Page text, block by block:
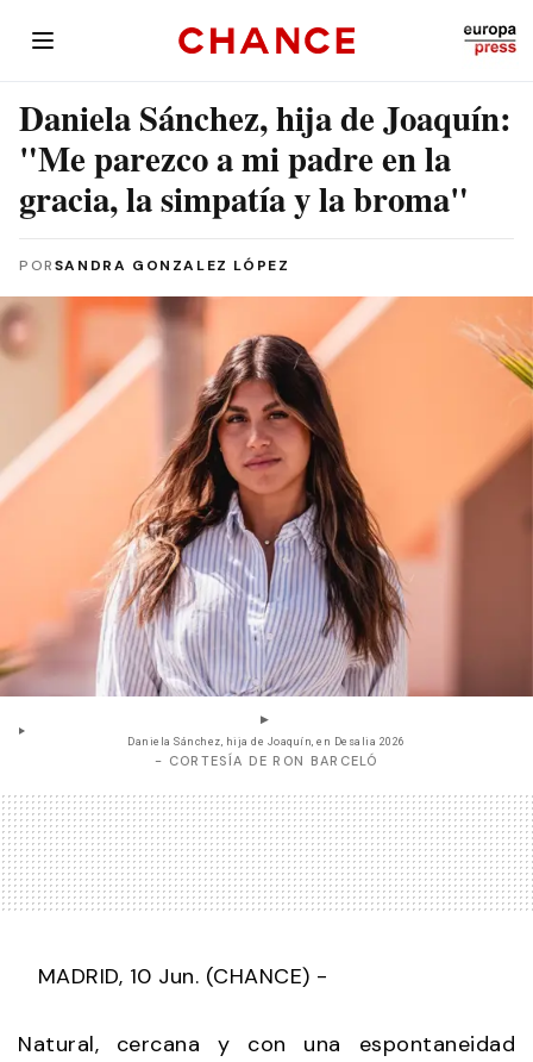
Daniela Sánchez, hija de Joaquín:
"Me parezco a mi padre en la
gracia, la simpatía y la broma"
PORSANDRA GONZALEZ LÓPEZ
Daniela Sánchez, hija de Joaquín, en Desalia 2026
- CORTESÍA DE RON BARCELÓ
MADRID, 10 Jun. (CHANCE) -
Natural, cercana y con una espontaneidad